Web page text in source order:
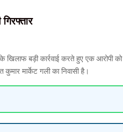
बड़ी कार्रवाई करते हुए एक आरोपी को
मार्केट गली का निवासी है।